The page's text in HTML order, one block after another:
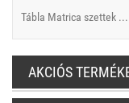
Tábla Matrica szettek
AKCIÓS